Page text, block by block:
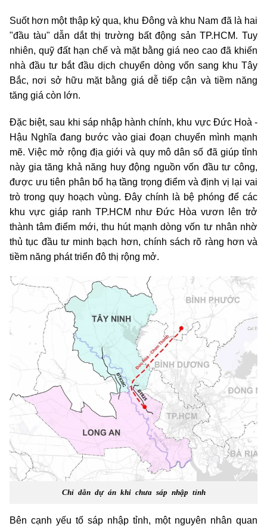
Suốt hơn một thập kỷ qua, khu Đông và khu Nam đã là hai
"đầu tàu" dẫn dắt thị trường bất động sản TP.HCM. Tuy
nhiên, quỹ đất hạn chế và mặt bằng giá neo cao đã khiến
nhà đầu tư bắt đầu dịch chuyển dòng vốn sang khu Tây
Bắc, nơi sở hữu mặt bằng giá dễ tiếp cận và tiềm năng
tăng giá còn lớn.
Đặc biệt, sau khi sáp nhập hành chính, khu vực Đức Hoà -
Hậu Nghĩa đang bước vào giai đoạn chuyển mình mạnh
mẽ. Việc mở rộng địa giới và quy mô dân số đã giúp tỉnh
này gia tăng khả năng huy động nguồn vốn đầu tư công,
được ưu tiên phân bổ hạ tầng trọng điểm và định vị lại vai
trò trong quy hoạch vùng. Đây chính là bệ phóng để các
khu vực giáp ranh TP.HCM như Đức Hòa vươn lên trở
thành tâm điểm mới, thu hút mạnh dòng vốn tư nhân nhờ
thủ tục đầu tư minh bạch hơn, chính sách rõ ràng hơn và
tiềm năng phát triển đô thị rộng mở.
Chỉ dẫn dự án khi chưa sáp nhập tỉnh
Bên cạnh yếu tố sáp nhập tỉnh, một nguyên nhân quan